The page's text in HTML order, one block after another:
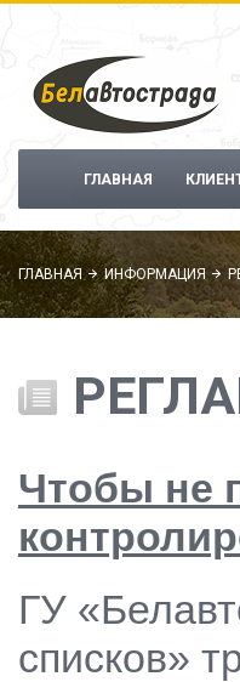
Перейти к основному
ГЛАВНАЯ
ГЛАВНАЯ ИНФОРМАЦИЯ
Чтобы не
ГУ
списков»